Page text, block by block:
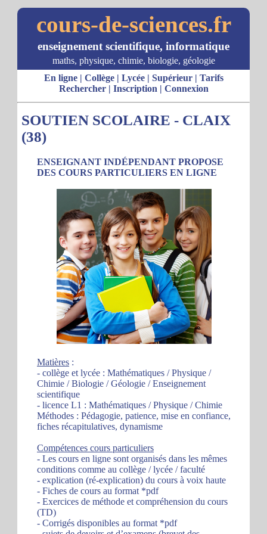
cours-de-sciences.fr
enseignement scientifique, informatique
maths, physique, chimie, biologie, géologie
En ligne| Collège| Lycée| Supérieur| Tarifs
Rechercher| Inscription | Connexion
SOUTIEN SCOLAIRE - CLAIX
(38)
ENSEIGNANT INDÉPENDANT PROPOSE
DES COURS PARTICULIERS EN LIGNE
Matières :
- collège et lycée : Mathématiques / Physique /
Chimie / Biologie / Géologie / Enseignement
scientifique
- licence L1 : Mathématiques / Physique / Chimie
Méthodes : Pédagogie, patience, mise en confiance,
fiches récapitulatives, dynamisme
Compétences cours particuliers
- Les cours en ligne sont organisés dans les mêmes
conditions comme au collège / lycée / faculté
- explication (ré-explication) du cours à voix haute
- Fiches de cours au format *pdf
- Exercices de méthode et compréhension du cours
(TD)
- Corrigés disponibles au format *pdf